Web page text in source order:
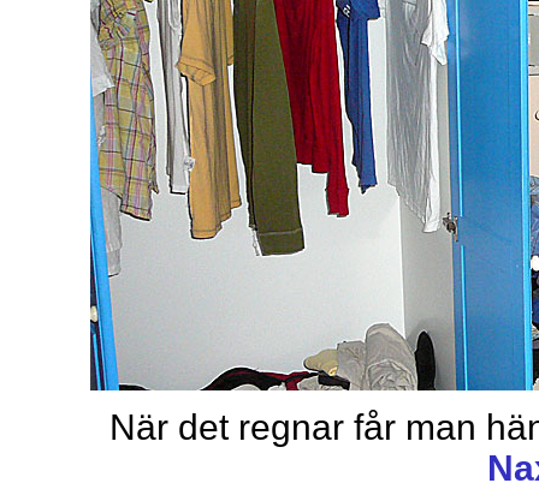
När det regnar får man